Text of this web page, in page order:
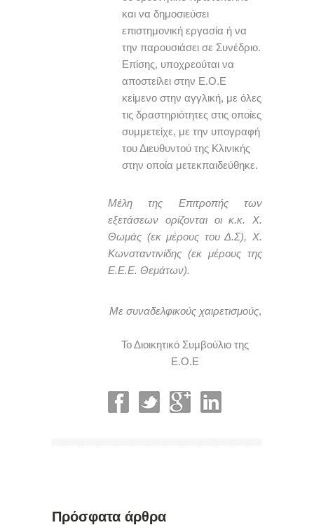
και να δημοσιεύσει
επιστημονική εργασία ή να
την παρουσιάσει σε Συνέδριο.
Επίσης, υποχρεούται να
αποστείλει στην Ε.Ο.Ε
κείμενο στην αγγλική, με όλες
τις δραστηριότητες στις οποίες
συμμετείχε, με την υπογραφή
του Διευθυντού της Κλινικής
στην οποία μετεκπαιδεύθηκε.
Μέλη της Επιτροπής των
εξετάσεων ορίζονται οι κ.κ. Χ.
Θωμάς (εκ μέρους του Δ.Σ), Χ.
Κωνσταντινίδης (εκ μέρους της
Ε.Ε.Ε. Θεμάτων).
Με συναδελφικούς χαιρετισμούς,
Το Διοικητικό Συμβούλιο της
Ε.Ο.Ε
Πρόσφατα άρθρα